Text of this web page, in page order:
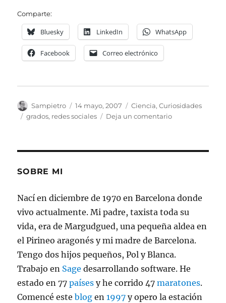
Comparte:
Bluesky LinkedIn WhatsApp
Facebook Correo electrónico
Autor
Sampietro
Publicado
el
14 mayo, 2007 Categorías
Ciencia,Curiosidades
Etiquetas
grados, redes sociales Deja un comentarioen
SOBRE MI
Nací en diciembre de 1970 en Barcelona donde
vivo actualmente. Mi padre, taxista toda su
vida, era de Margudgued, una pequeña aldea en
el Pirineo aragonés y mi madre de Barcelona.
Tengo dos hijos pequeños, Pol y Blanca.
Trabajo en Sage desarrollando software. He
estado en 77países y he corrido 47maratones.
Comencé esteblog en1997 y opero la estación